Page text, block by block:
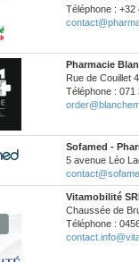
Téléphone : +32
Pharmacie
Rue de Couillet
Téléphone : 071
Sofamed -
5 avenue Léo
Vitamobilité
Chaussée de
Téléphone :